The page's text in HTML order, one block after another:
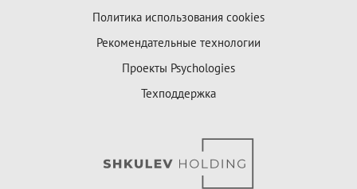
Политика использования cookies
Рекомендательные технологии
Проекты Psychologies
Техподдержка